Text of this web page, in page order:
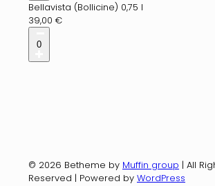
Bellavista (Bollicine) 0,75 l
39,00 €
0
© 2026 Betheme by Muffin group | All
Reserved | Powered by WordPress